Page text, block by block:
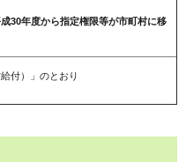
30年度から指定権限等が市町村に移
付）」のとおり